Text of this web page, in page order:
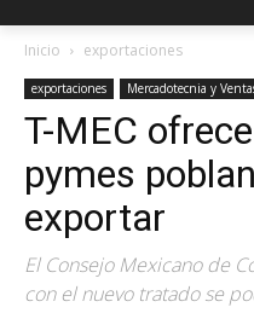
Inicio exportaciones
exportaciones Mercadotecnia y
T-MEC
pymes
exportar
El Consejo Mexicano de
con el nuevo tratado se